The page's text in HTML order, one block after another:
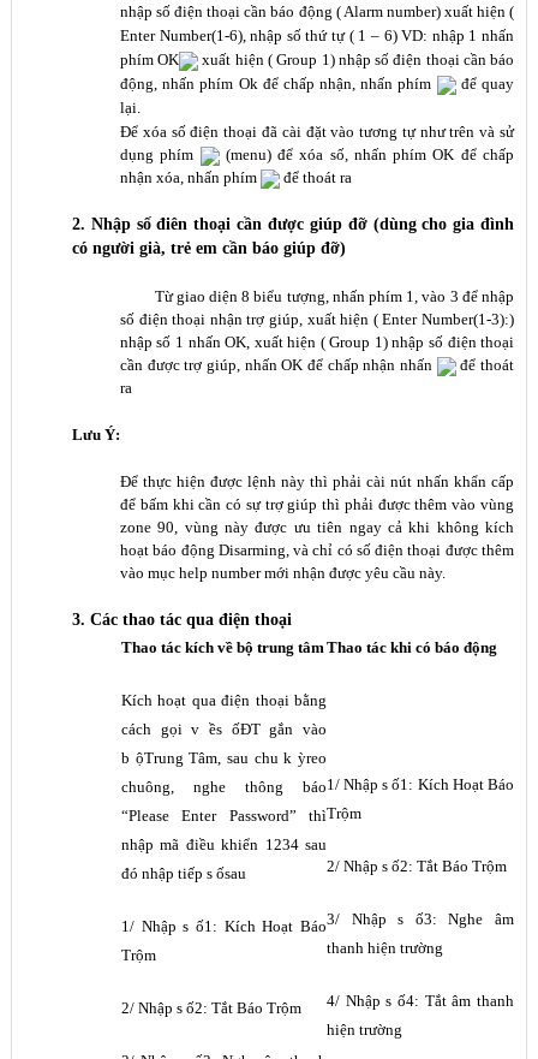
nhập số điện thoại cần báo động ( Alarm number) xuất hiện (
Enter Number(1-6), nhập số thứ tự ( 1 – 6) VD: nhập 1 nhấn
phím OK
xuất hiện ( Group 1) nhập số điện thoại cần báo
động, nhấn phím Ok để chấp nhận, nhấn phím
để quay
lại.
Để xóa số điện thoại đã cài đặt vào tương tự như trên và sử
dụng phím
(menu) để xóa số, nhấn phím OK để chấp
nhận xóa, nhấn phím
để thoát ra
2. Nhập số điên thoại cần được giúp đỡ (dùng cho gia đình
có người già, trẻ em cần báo giúp đỡ)
Từ giao diện 8 biểu tượng, nhấn phím 1, vào 3 để nhập
số điện thoại nhận trợ giúp, xuất hiện ( Enter Number(1-3):)
nhập số 1 nhấn OK, xuất hiện ( Group 1) nhập số điện thoại
cần được trợ giúp, nhấn OK để chấp nhận nhấn
để thoát
ra
Lưu Ý:
Để thực hiện được lệnh này thì phải cài nút nhấn khẩn cấp
để bấm khi cần có sự trợ giúp thì phải được thêm vào vùng
zone 90, vùng này được ưu tiên ngay cả khi không kích
hoạt báo động Disarming, và chỉ có số điện thoại được thêm
vào mục help number mới nhận được yêu cầu này.
3. Các thao tác qua điện thoại
Thao tác kích về bộ trung tâm Thao tác khi có báo động
Kích hoạt qua điện thoại bằng
cách gọi v ềs ốĐT gắn vào
b ộTrung Tâm, sau chu k ỳreo
chuông, nghe thông báo
“Please Enter Password” thì
nhập mã điều khiển 1234 sau
đó nhập tiếp s ốsau
1/ Nhập s ố1: Kích Hoạt Báo
Trộm
2/ Nhập s ố2: Tắt Báo Trộm
1/ Nhập s ố1: Kích Hoạt Báo
Trộm
2/ Nhập s ố2: Tắt Báo Trộm
3/ Nhập s ố3: Nghe âm
thanh hiện trường
4/ Nhập s ố4: Tắt âm thanh
hiện trường